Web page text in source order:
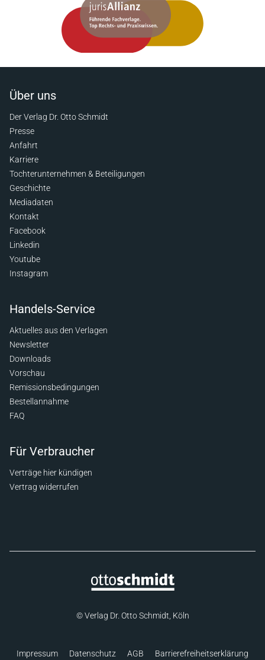
Über uns
Der Verlag Dr. Otto Schmidt
Presse
Anfahrt
Karriere
Tochterunternehmen & Beteiligungen
Geschichte
Mediadaten
Kontakt
Facebook
Linkedin
Youtube
Instagram
Handels-Service
Aktuelles aus den Verlagen
Newsletter
Downloads
Vorschau
Remissionsbedingungen
Bestellannahme
FAQ
Für Verbraucher
Verträge hier kündigen
Vertrag widerrufen
© Verlag Dr. Otto Schmidt, Köln
Impressum Datenschutz AGB Barrierefreiheitserklärung